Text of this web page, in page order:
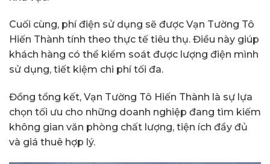
Cuối cùng, phí điện sử dụng sẽ được Vạn Tường Tô
Hiến Thành tính theo thực tế tiêu thụ. Điều này giúp
khách hàng có thể kiểm soát được lượng điện mình
sử dụng, tiết kiệm chi phí tối đa.
Đồng tổng kết, Vạn Tường Tô Hiến Thành là sự lựa
chọn tối ưu cho những doanh nghiệp đang tìm kiếm
không gian văn phòng chất lượng, tiện ích đầy đủ
và giá thuê hợp lý.